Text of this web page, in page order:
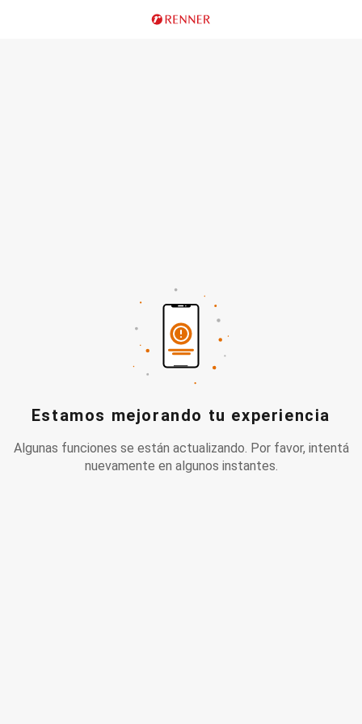
Estamos mejorando tu experiencia
Algunas funciones se están actualizando. Por favor, intentá
nuevamente en algunos instantes.